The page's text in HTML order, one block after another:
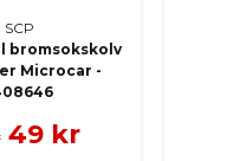
SCP
bromsokskolv
Microcar -
49 kr